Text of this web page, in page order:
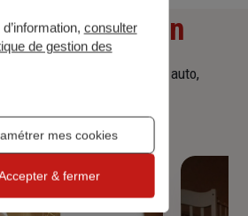
simulation
tarifaire d'assurance, auto,
consulter
de gestion des
mes cookies
& fermer